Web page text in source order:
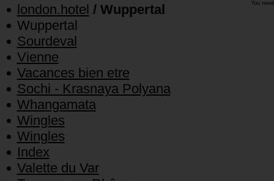
You
london.hotel / Wuppertal
Wuppertal
Sourdeval
Vienne
Vacances bien etre
Sochi - Krasnaya Polyana
Whangamata
Wingles
Wingles
Index
Valette du Var